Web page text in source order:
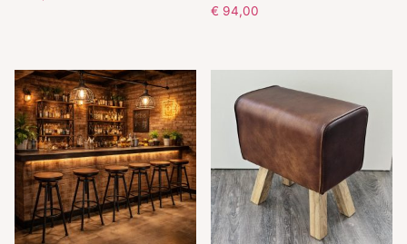
€ 94,00